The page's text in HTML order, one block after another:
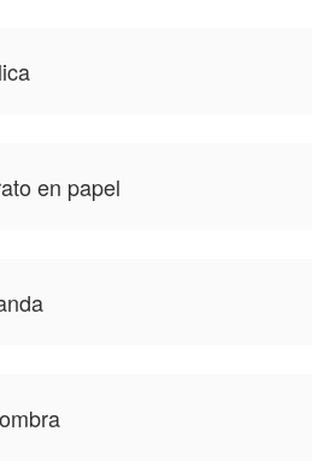
en papel